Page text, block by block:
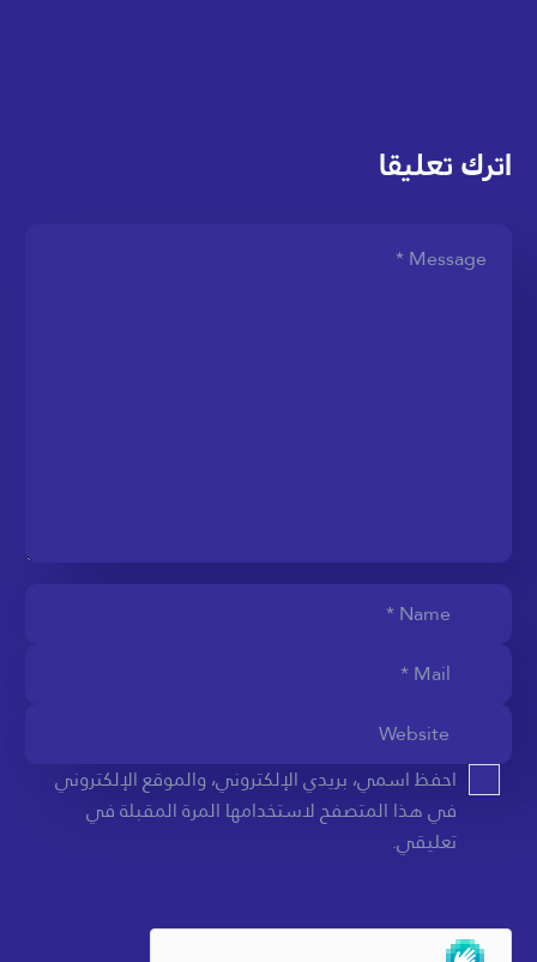
اترك تعليقا
احفظ اسمي، بريدي الإلكتروني، والموقع الإلكتروني
في هذا المتصفح لاستخدامها المرة المقبلة في
تعليقي.